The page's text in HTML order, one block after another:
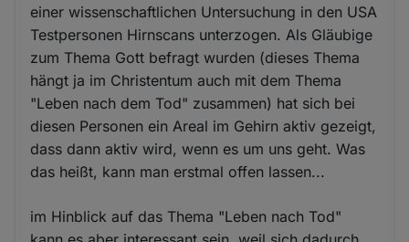
einer wissenschaftlichen Untersuchung in den USA
Testpersonen Hirnscans unterzogen. Als Gläubige
zum Thema Gott befragt wurden (dieses Thema
hängt ja im Christentum auch mit dem Thema
"Leben nach dem Tod" zusammen) hat sich bei
diesen Personen ein Areal im Gehirn aktiv gezeigt,
dass dann aktiv wird, wenn es um uns geht. Was
das heißt, kann man erstmal offen lassen...
im Hinblick auf das Thema "Leben nach Tod"